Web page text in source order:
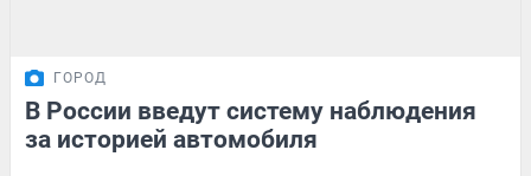
ГОРОД
В России введут систему наблюдения
за историей автомобиля